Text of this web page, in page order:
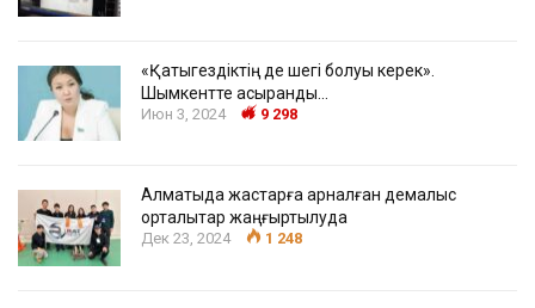
«Қатыгездіктің де шегі болуы керек».
Шымкентте асыранды…
Июн 3, 2024 9 298
Алматыда жастарға арналған демалыс
орталықтар жаңғыртылуда
Дек 23, 2024 1 248